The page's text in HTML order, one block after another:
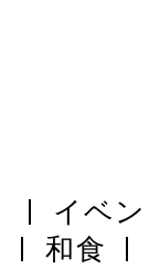
イベ
和食